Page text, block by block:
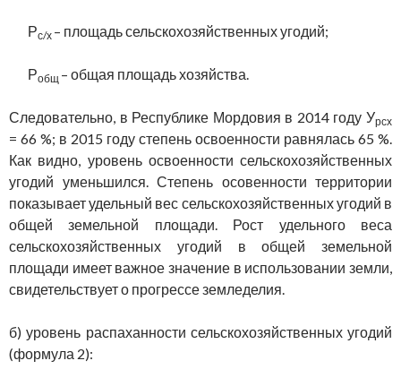
Рс/х – площадь сельскохозяйственных угодий;
Робщ – общая площадь хозяйства.
Следовательно, в Республике Мордовия в 2014 году Урсх
= 66 %; в 2015 году степень освоенности равнялась 65 %.
Как видно, уровень освоенности сельскохозяйственных
угодий уменьшился. Степень осовенности территории
показывает удельный вес сельскохозяйственных угодий в
общей земельной площади. Рост удельного веса
сельскохозяйственных угодий в общей земельной
площади имеет важное значение в использовании земли,
свидетельствует о прогрессе земледелия.
б) уровень распаханности сельскохозяйственных угодий
(формула 2):